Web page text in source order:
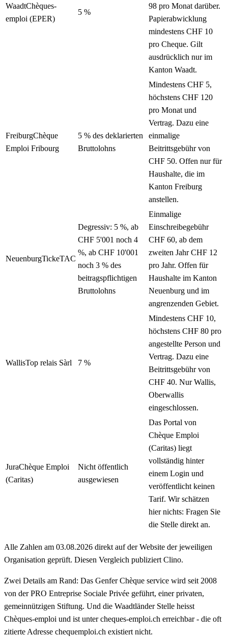
WaadtChèques-
emploi (EPER)
5 %
98 pro Monat darüber.
Papierabwicklung
mindestens CHF 10
pro Cheque. Gilt
ausdrücklich nur im
Kanton Waadt.
FreiburgChèque
Emploi Fribourg
5 % des deklarierten
Bruttolohns
Mindestens CHF 5,
höchstens CHF 120
pro Monat und
Vertrag. Dazu eine
einmalige
Beitrittsgebühr von
CHF 50. Offen nur für
Haushalte, die im
Kanton Freiburg
anstellen.
NeuenburgTickeTAC
Degressiv: 5 %, ab
CHF 5'001 noch 4
%, ab CHF 10'001
noch 3 % des
beitragspflichtigen
Bruttolohns
Einmalige
Einschreibegebühr
CHF 60, ab dem
zweiten Jahr CHF 12
pro Jahr. Offen für
Haushalte im Kanton
Neuenburg und im
angrenzenden Gebiet.
WallisTop relais Sàrl 7 %
Mindestens CHF 10,
höchstens CHF 80 pro
angestellte Person und
Vertrag. Dazu eine
Beitrittsgebühr von
CHF 40. Nur Wallis,
Oberwallis
eingeschlossen.
JuraChèque Emploi
(Caritas)
Nicht öffentlich
ausgewiesen
Das Portal von
Chèque Emploi
(Caritas) liegt
vollständig hinter
einem Login und
veröffentlicht keinen
Tarif. Wir schätzen
hier nichts: Fragen Sie
die Stelle direkt an.
Alle Zahlen am 03.08.2026 direkt auf der Website der jeweiligen
Organisation geprüft. Diesen Vergleich publiziert Clino.
Zwei Details am Rand: Das Genfer Chèque service wird seit 2008
von der PRO Entreprise Sociale Privée geführt, einer privaten,
gemeinnützigen Stiftung. Und die Waadtländer Stelle heisst
Chèques-emploi und ist unter cheques-emploi.ch erreichbar - die oft
zitierte Adresse chequemploi.ch existiert nicht.